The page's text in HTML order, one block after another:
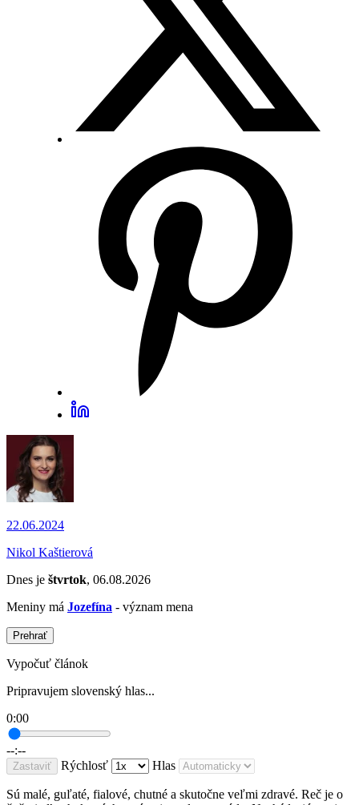
22.06.2024
Nikol Kaštierová
Dnes je štvrtok, 06.08.2026
Meniny má Jozefína - význam mena
Prehrať
Vypočuť článok
Pripravujem slovenský hlas...
0:00
--:--
Zastaviť Rýchlosť Hlas
Sú malé, guľaté, fialové, chutné a skutočne veľmi zdravé. Reč je o